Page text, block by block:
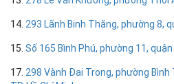
14. 293 Lãnh Binh Thăng, phường 8,
15. Số 165 Bình Phú, phường 11, quận
17. 298 Vành Đai Trong, phường Bình